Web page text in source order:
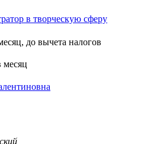
в творческую сферу
до вычета налогов
месяц